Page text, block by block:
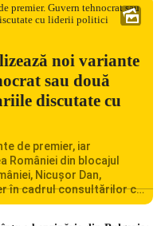
noi variante
sau două
discutate cu
de premier, iar
României din blocajul
Nicușor Dan,
în cadrul consultărilor cu
despre scenariul unui
a două cabinete